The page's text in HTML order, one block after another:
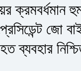
ক্রমবর্ধমান
জো
ব্যবহার